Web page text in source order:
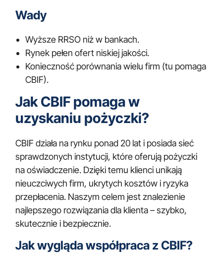
Wady
Wyższe RRSO niż w bankach.
Rynek pełen ofert niskiej jakości.
Konieczność porównania wielu firm (tu pomaga
CBIF).
Jak CBIF pomaga w
uzyskaniu pożyczki?
CBIF działa na rynku ponad 20 lat i posiada sieć
sprawdzonych instytucji, które oferują pożyczki
na oświadczenie. Dzięki temu klienci unikają
nieuczciwych firm, ukrytych kosztów i ryzyka
przepłacenia. Naszym celem jest znalezienie
najlepszego rozwiązania dla klienta – szybko,
skutecznie i bezpiecznie.
Jak wygląda współpraca z CBIF?